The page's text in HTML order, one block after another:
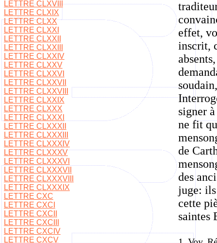
LETTRE CLXVIII
LETTRE CLXIX
LETTRE CLXX
LETTRE CLXXI
LETTRE CLXXII
LETTRE CLXXIII
LETTRE CLXXIV
LETTRE CLXXV
LETTRE CLXXVI
LETTRE CLXXVII
LETTRE CLXXVIII
LETTRE CLXXIX
LETTRE CLXXX
LETTRE CLXXXI
LETTRE CLXXXII
LETTRE CLXXXIII
LETTRE CLXXXIV
LETTRE CLXXXV
LETTRE CLXXXVI
LETTRE CLXXXVII
LETTRE CLXXXVIII
LETTRE CLXXXIX
LETTRE CXC
LETTRE CXCI
LETTRE CXCII
LETTRE CXCIII
LETTRE CXCIV
LETTRE CXCV
effet,
inscrit,
signer
ne fit
de
des
juge:
cette
saintes